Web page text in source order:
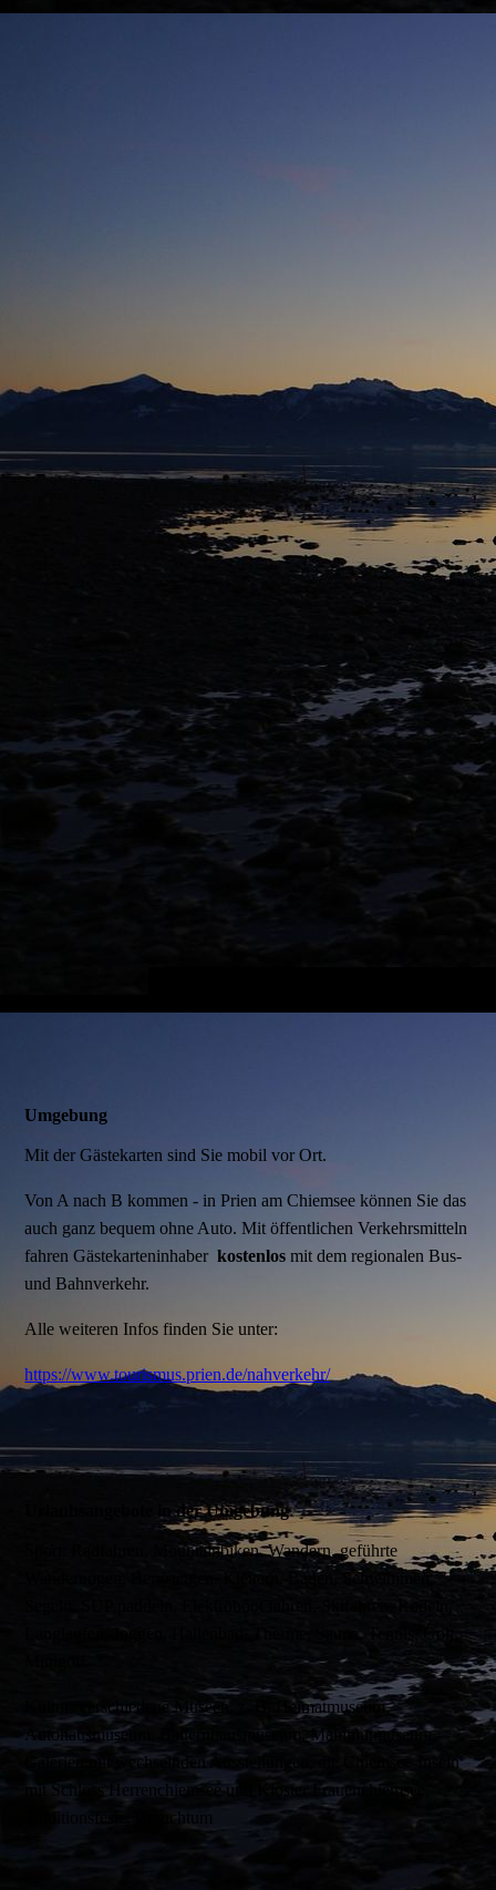
Umgebung
Mit der Gästekarten sind Sie mobil vor Ort.
Von A nach B kommen - in Prien am Chiemsee können Sie das
auch ganz bequem ohne Auto. Mit öffentlichen Verkehrsmitteln
fahren Gästekarteninhaber kostenlos mit dem regionalen Bus-
und Bahnverkehr.
Alle weiteren Infos finden Sie unter:
https://www.tourismus.prien.de/nahverkehr/
Urlaubsangebote in der Umgebung
Radfahren, Mountainbiken, Wandern, geführte
Wanderungen, Bergsteigen, Klettern, Baden, Schwimmen,
Segeln, SUP paddeln, Elektroboot fahren, Skifahren, Rodeln,
Langlaufen, Joggen, Hallenbad, Therme, Sauna, Tennis, Golf,
verschiedene Museen, z. B. Heimatmuseum,
Autohausmuseum, Bauernhausmuseum, Mammutmuseum,
Galerien mit wechselnden Ausstellungen, die Chiemsee-Inseln
mit Schloss Herrenchiemsee und Kloster Frauenchiemsee,
Traditionsfeste, Brauchtum